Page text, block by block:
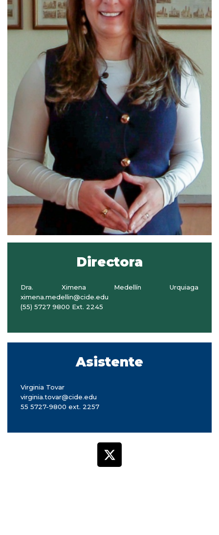
Directora
Dra. Ximena Medellín Urquiaga
ximena.medellin@cide.edu
(55) 5727 9800 Ext. 2245
Asistente
Virginia Tovar
virginia.tovar@cide.edu
55 5727-9800 ext. 2257